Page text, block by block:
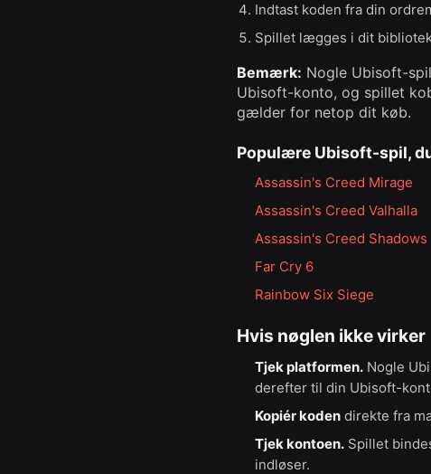
Indtast koden fra din
Spillet lægges i dit
Bemærk: Nogle Ubisoft-
Ubisoft-konto, og spillet
gælder for netop dit køb.
Populære Ubisoft-spil,
Assassin's Creed Mirage
Assassin's Creed Valhalla
Assassin's Creed Shadows
Far Cry 6
Rainbow Six Siege
Hvis nøglen ikke virker
Tjek platformen. Nogle
derefter til din Ubisoft-
Kopiér koden direkte fra
Tjek kontoen. Spillet
indløser.